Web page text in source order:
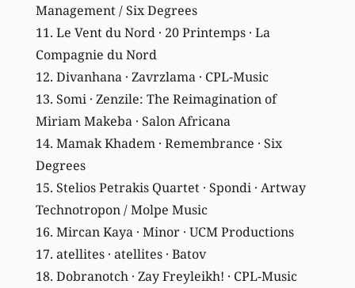
Management / Six Degrees
11. Le Vent du Nord · 20 Printemps · La
Compagnie du Nord
12. Divanhana · Zavrzlama · CPL-Music
13. Somi · Zenzile: The Reimagination of
Miriam Makeba · Salon Africana
14. Mamak Khadem · Remembrance · Six
Degrees
15. Stelios Petrakis Quartet · Spondi · Artway
Technotropon / Molpe Music
16. Mircan Kaya · Minor · UCM Productions
17. atellites · atellites · Batov
18. Dobranotch · Zay Freyleikh! · CPL-Music